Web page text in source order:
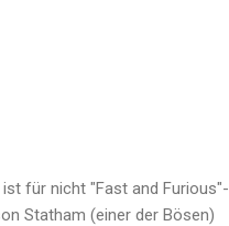
für nicht "Fast and Furious"-
Statham (einer der Bösen)